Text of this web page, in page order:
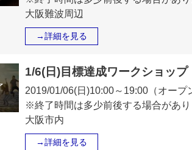
大阪難波周辺
→詳細を見る
1/6(日)目標達成ワークショップ
2019/01/06(日)10:00～19:00（オープ
※終了時間は多少前後する場合があり
大阪市内
→詳細を見る